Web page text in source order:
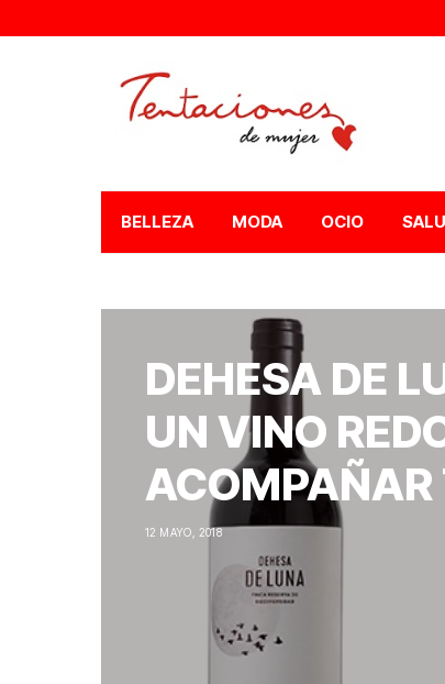
BELLEZA MODA OCIO
DEHESA DE
UN VINO
ACOMPAÑAR
12 MAYO, 2018